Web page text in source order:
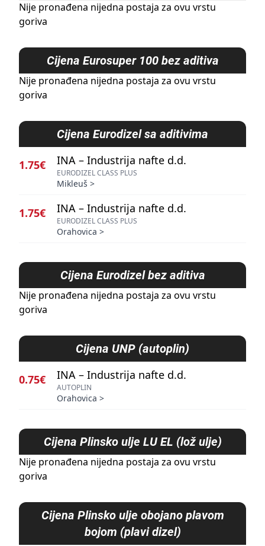
Nije pronađena nijedna postaja za ovu vrstu
goriva
Cijena Eurosuper 100 bez aditiva
Nije pronađena nijedna postaja za ovu vrstu
goriva
Cijena Eurodizel sa aditivima
1.75€ INA – Industrija nafte d.d.
EURODIZEL CLASS PLUS
Mikleuš >
1.75€ INA – Industrija nafte d.d.
EURODIZEL CLASS PLUS
Orahovica >
Cijena Eurodizel bez aditiva
Nije pronađena nijedna postaja za ovu vrstu
goriva
Cijena UNP (autoplin)
0.75€ INA – Industrija nafte d.d.
AUTOPLIN
Orahovica >
Cijena Plinsko ulje LU EL (lož ulje)
Nije pronađena nijedna postaja za ovu vrstu
goriva
Cijena Plinsko ulje obojano plavom
bojom (plavi dizel)